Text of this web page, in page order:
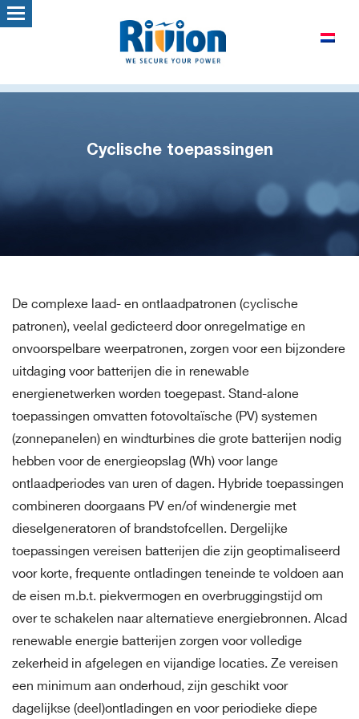
Cyclische toepassingen
De complexe laad- en ontlaadpatronen (cyclische
patronen), veelal gedicteerd door onregelmatige en
onvoorspelbare weerpatronen, zorgen voor een bijzondere
uitdaging voor batterijen die in renewable
energienetwerken worden toegepast. Stand-alone
toepassingen omvatten fotovoltaïsche (PV) systemen
(zonnepanelen) en windturbines die grote batterijen nodig
hebben voor de energieopslag (Wh) voor lange
ontlaadperiodes van uren of dagen. Hybride toepassingen
combineren doorgaans PV en/of windenergie met
dieselgeneratoren of brandstofcellen. Dergelijke
toepassingen vereisen batterijen die zijn geoptimaliseerd
voor korte, frequente ontladingen teneinde te voldoen aan
de eisen m.b.t. piekvermogen en overbruggingstijd om
over te schakelen naar alternatieve energiebronnen. Alcad
renewable energie batterijen zorgen voor volledige
zekerheid in afgelegen en vijandige locaties. Ze vereisen
een minimum aan onderhoud, zijn geschikt voor
dagelijkse (deel)ontladingen en voor periodieke diepe